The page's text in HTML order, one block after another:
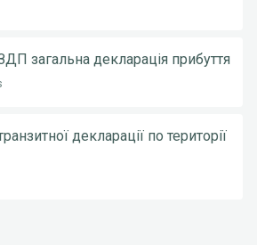
загальна декларація прибуття
декларації по території